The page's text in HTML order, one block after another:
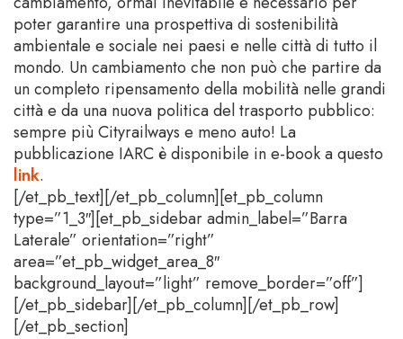
poter garantire una prospettiva di sostenibilità
ambientale e sociale nei paesi e nelle città di tutto il
mondo. Un cambiamento che non può che partire da
un completo ripensamento della mobilità nelle grandi
città e da una nuova politica del trasporto pubblico:
sempre più Cityrailways e meno auto! La
pubblicazione IARC è disponibile in e-book a questo
link.
[/et_pb_text][/et_pb_column][et_pb_column
type=”1_3″][et_pb_sidebar admin_label=”Barra
Laterale” orientation=”right”
area=”et_pb_widget_area_8″
background_layout=”light” remove_border=”off”]
[/et_pb_sidebar][/et_pb_column][/et_pb_row]
[/et_pb_section]